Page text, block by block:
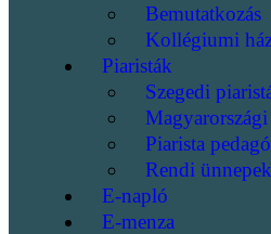
Bemutatkozás
Kollégiumi
Piaristák
Szegedi
Piarista
Rendi
E-napló
E-menza